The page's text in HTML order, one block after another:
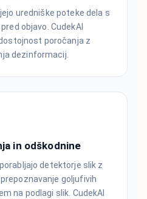
uredniške poteke dela s
objavo. CudekAI
poročanja z
dezinformacij.
in odškodnine
detektorje slik z
goljufivih
na podlagi slik. CudekAI